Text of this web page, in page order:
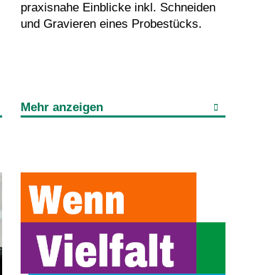
praxisnahe Einblicke inkl. Schneiden
und Gravieren eines Probestücks.
Mehr anzeigen